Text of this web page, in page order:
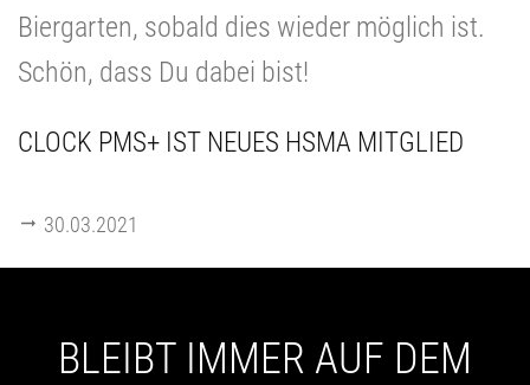
Biergarten, sobald dies wieder möglich ist.
Schön, dass Du dabei bist!
CLOCK PMS+ IST NEUES HSMA MITGLIED
30.03.2021
BLEIBT IMMER AUF DEM